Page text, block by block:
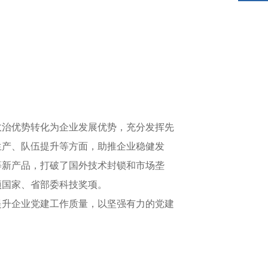
优势转化为企业发展优势，充分发挥先
、队伍提升等方面，助推企业稳健发
产品，打破了国外技术封锁和市场垄
家、省部委科技奖项。
企业党建工作质量，以坚强有力的党建